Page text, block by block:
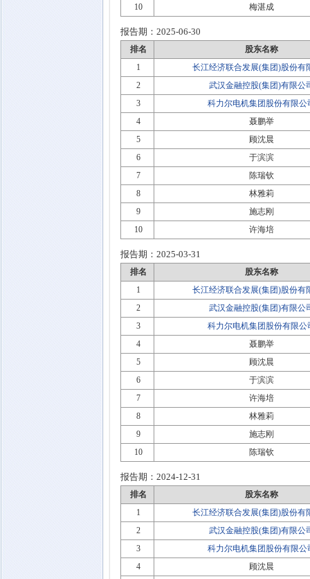
10
梅湛成
报告期： 2025-06-30
排名
股东名称
1
长江经济联合发展(集团)股份有
2
武汉金融控股(集团)有限公
3
科力尔电机集团股份有限公
4
聂鹏举
5
顾沈晨
6
于滨滨
7
陈瑞钦
8
林雅莉
9
施志刚
10
许海培
报告期： 2025-03-31
排名
股东名称
1
长江经济联合发展(集团)股份有
2
武汉金融控股(集团)有限公
3
科力尔电机集团股份有限公
4
聂鹏举
5
顾沈晨
6
于滨滨
7
许海培
8
林雅莉
9
施志刚
10
陈瑞钦
报告期： 2024-12-31
排名
股东名称
1
长江经济联合发展(集团)股份有
2
武汉金融控股(集团)有限公
3
科力尔电机集团股份有限公
4
顾沈晨